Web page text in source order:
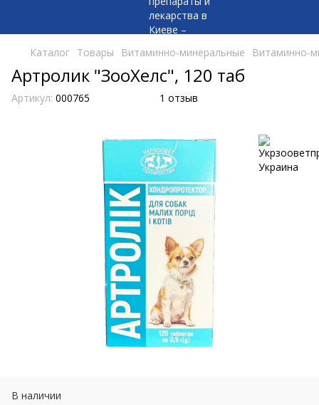
Каталог Товары Витаминно-минеральные Витаминно-
Артролик "ЗооХелс", 120 таб
Артикул: 000765 1 отзыв
В наличии